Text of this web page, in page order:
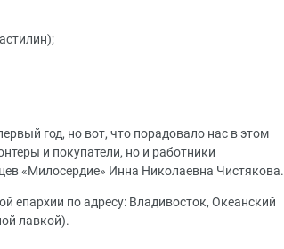
год, но вот, что порадовало нас в этом
и покупатели, но и работники
«Милосердие» Инна Николаевна Чистякова.
епархии по адресу: Владивосток, Океанский
лавкой).